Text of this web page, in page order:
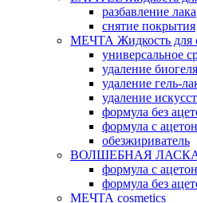
разбавление лака
снятие покрытия
МЕЧТА Жидкость для
универсальное
удаление биогеля
удаление гель-
удаление
формула без
формула с
обезжириватель
ВОЛШЕБНАЯ ЛАСКА
формула с
формула без
МЕЧТА cosmetics